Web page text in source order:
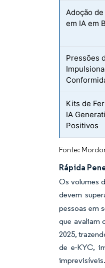
Adoção
em IA em
Pressões
Kits de
IA
Positivos
Fonte:
Rápida
Os volumes
devem
pessoas em
que avaliam
2025,
de e-KYC,